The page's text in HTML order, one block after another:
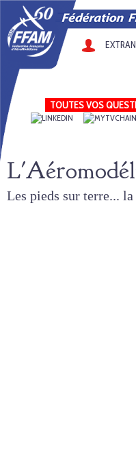
TOUTES VOS
Les pieds sur terre... la